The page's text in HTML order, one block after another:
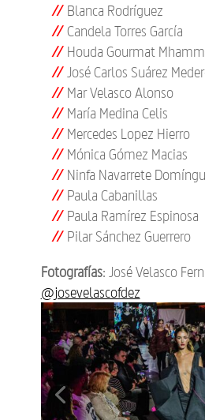
Blanca Rodríguez
Candela Torres García
Houda Gourmat
José Carlos Suárez
Mar Velasco Alonso
María Medina Celis
Mercedes Lopez Hierro
Mónica Gómez Macias
Ninfa Navarrete
Paula Cabanillas
Paula Ramírez Espinosa
Pilar Sánchez Guerrero
Fotografías: José Velasco
@josevelascofdez